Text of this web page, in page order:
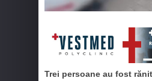
Trei persoane au fost